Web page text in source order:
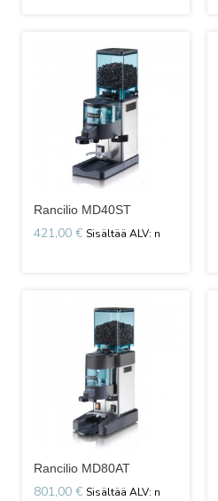
Rancilio MD40ST
421,00 €
Rancilio MD80AT
801,00 €